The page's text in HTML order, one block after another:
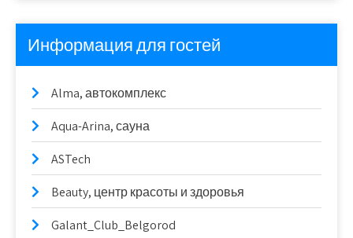
Информация для гостей
Alma, автокомплекс
Aqua-Arina, сауна
ASTech
Beauty, центр красоты и здоровья
Galant_Club_Belgorod